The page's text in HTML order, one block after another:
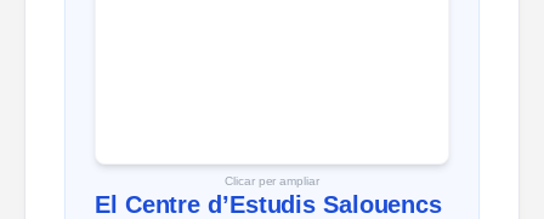
Clicar per ampliar
El Centre d’Estudis Salouencs